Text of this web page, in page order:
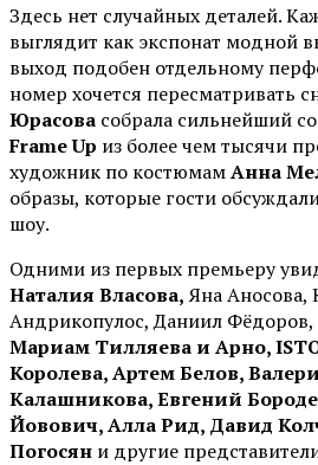
Здесь нет случайных деталей.
выглядит как экспонат модной
выход подобен отдельному
номер хочется пересматривать
Юрасова собрала сильнейший
Frame Up из более чем тысячи
художник по костюмамАнна
образы, которые гости
шоу.
Одними из первых премьеру
Наталия Власова,Яна Аносова,
Андрикопулос, Даниил
Мариам Тилляева и Арно,
Королева, Артем Белов,
Калашникова, Евгений
Йовович, Алла Рид, Давид
Погосян и другие